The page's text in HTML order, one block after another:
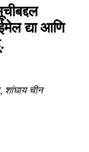
द्या आणि
शांघाय चीन